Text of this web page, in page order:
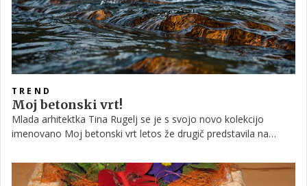
TREND
Moj betonski vrt!
Mlada arhitektka Tina Rugelj se je s svojo novo kolekcijo
imenovano Moj betonski vrt letos že drugič predstavila na
Lambrate je bila izbrana v krog mednarodnih talentov in z
drznim oblikovanjem navdušila mnoge.